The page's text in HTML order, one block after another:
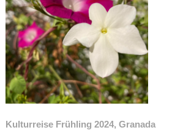
Kulturreise Frühling 2024, Granada